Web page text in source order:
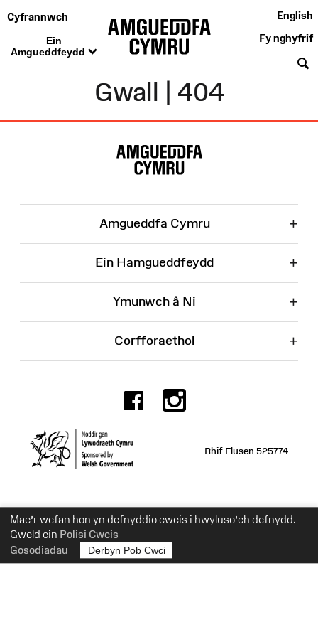
Mae’r wefan hon yn defnyddio cwcis i hwyluso’ch defnydd.
Gweld ein Polisi Cwcis
Gosodiadau
Derbyn Pob Cwci
Cyfrannwch
Ein
Amgueddfeydd
English
Fy nghyfrif
Gwall | 404
Amgueddfa Cymru +
Ein Hamgueddfeydd +
Ymunwch â Ni +
Corfforaethol +
Facebook
Rhif Elusen 525774